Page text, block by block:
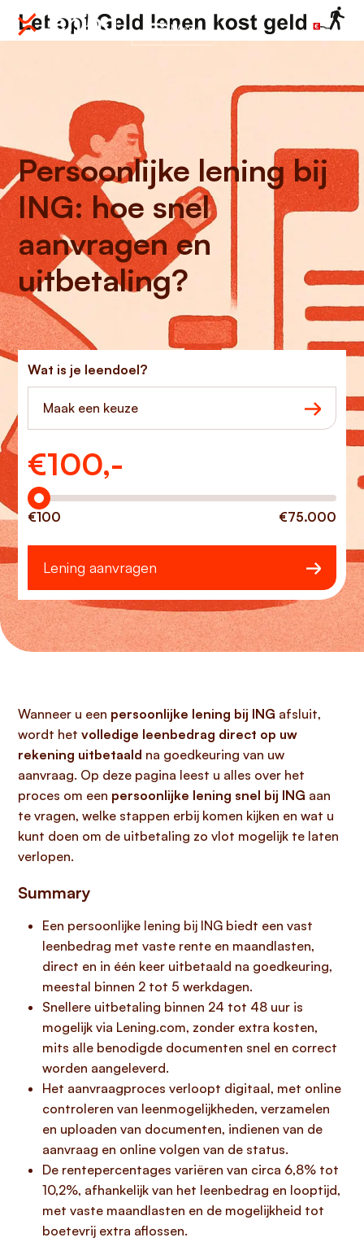
Menu
Persoonlijke lening bij
ING: hoe snel
aanvragen en
uitbetaling?
Wat is je leendoel?
Maak een keuze
€100,-
Hoeveel wilt u lenen?
€100 €75.000
Lening aanvragen
Wanneer u een persoonlijke lening bij ING afsluit,
wordt het volledige leenbedrag direct op uw
rekening uitbetaald na goedkeuring van uw
aanvraag. Op deze pagina leest u alles over het
proces om een persoonlijke lening snel bij ING aan
te vragen, welke stappen erbij komen kijken en wat u
kunt doen om de uitbetaling zo vlot mogelijk te laten
verlopen.
Summary
Een persoonlijke lening bij ING biedt een vast
leenbedrag met vaste rente en maandlasten,
direct en in één keer uitbetaald na goedkeuring,
meestal binnen 2 tot 5 werkdagen.
Snellere uitbetaling binnen 24 tot 48 uur is
mogelijk via Lening.com, zonder extra kosten,
mits alle benodigde documenten snel en correct
worden aangeleverd.
Het aanvraagproces verloopt digitaal, met online
controleren van leenmogelijkheden, verzamelen
en uploaden van documenten, indienen van de
aanvraag en online volgen van de status.
De rentepercentages variëren van circa 6,8% tot
10,2%, afhankelijk van het leenbedrag en looptijd,
met vaste maandlasten en de mogelijkheid tot
boetevrij extra aflossen.